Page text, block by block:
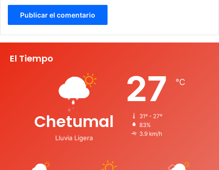
El Tiempo
Chetumal
Lluvia Ligera
27 ℃
31º - 27º
83%
3.9 km/h